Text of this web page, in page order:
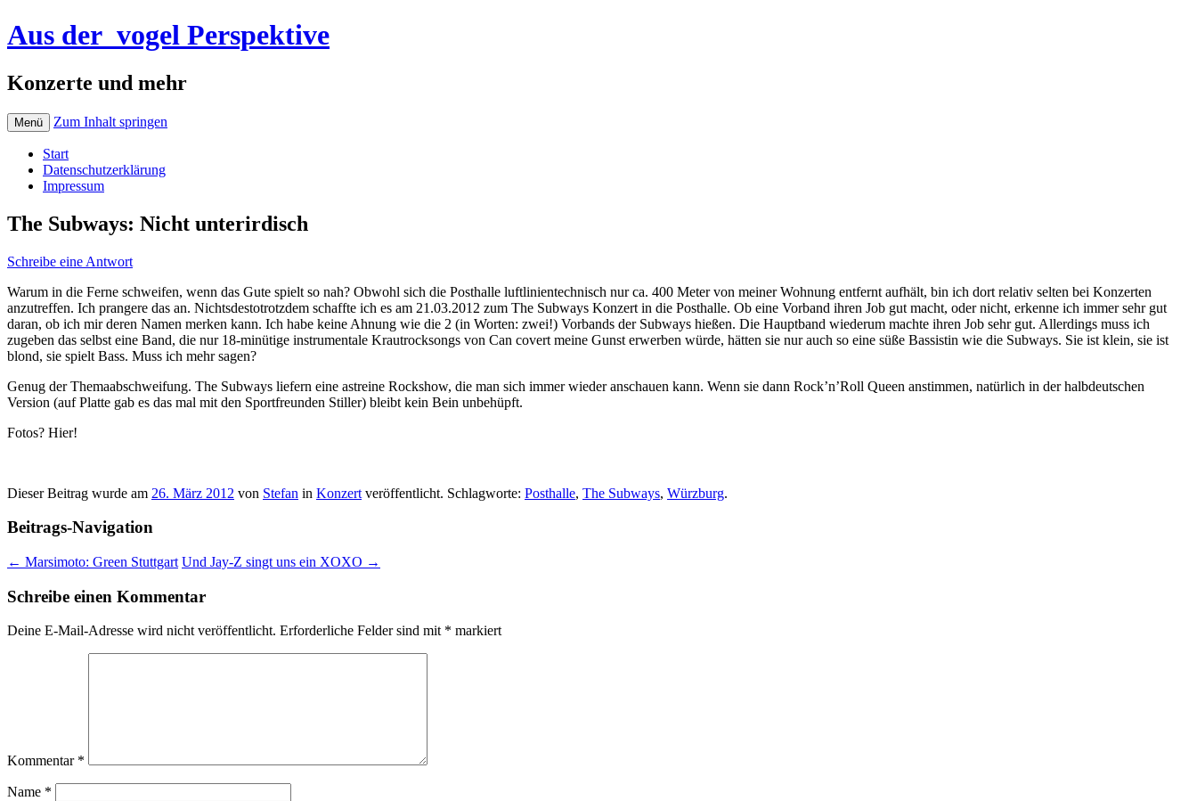
Aus der_vogel Perspektive
Konzerte und mehr
Menü Zum Inhalt springen
Start
Datenschutzerklärung
Impressum
The Subways: Nicht unterirdisch
Schreibe eine Antwort
Warum in die Ferne schweifen, wenn das Gute spielt so nah? Obwohl sich die Posthalle luftlinientechnisch nur ca. 400 Meter von meiner Wohnung entfernt aufhält, bin ich dort relativ selten bei Konzerten
anzutreffen. Ich prangere das an. Nichtsdestotrotzdem schaffte ich es am 21.03.2012 zum The Subways Konzert in die Posthalle. Ob eine Vorband ihren Job gut macht, oder nicht, erkenne ich immer sehr gut
daran, ob ich mir deren Namen merken kann. Ich habe keine Ahnung wie die 2 (in Worten: zwei!) Vorbands der Subways hießen. Die Hauptband wiederum machte ihren Job sehr gut. Allerdings muss ich
zugeben das selbst eine Band, die nur 18-minütige instrumentale Krautrocksongs von Can covert meine Gunst erwerben würde, hätten sie nur auch so eine süße Bassistin wie die Subways. Sie ist klein, sie ist
blond, sie spielt Bass. Muss ich mehr sagen?
Genug der Themaabschweifung. The Subways liefern eine astreine Rockshow, die man sich immer wieder anschauen kann. Wenn sie dann Rock’n’Roll Queen anstimmen, natürlich in der halbdeutschen
Version (auf Platte gab es das mal mit den Sportfreunden Stiller) bleibt kein Bein unbehüpft.
Fotos? Hier!
Dieser Beitrag wurde am 26. März 2012 von Stefan in Konzert veröffentlicht. Schlagworte: Posthalle, The Subways, Würzburg.
Beitrags-Navigation
← Marsimoto: Green Stuttgart Und Jay-Z singt uns ein XOXO →
Schreibe einen Kommentar
Deine E-Mail-Adresse wird nicht veröffentlicht. Erforderliche Felder sind mit * markiert
Kommentar *
Name *